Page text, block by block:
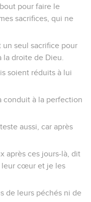
pour faire le
sacrifices, qui ne
un seul sacrifice pour
la droite de Dieu.
soient réduits à lui
conduit à la perfection
aussi, car après
après ces jours-là, dit
leur cœur et je les
de leurs péchés ni de